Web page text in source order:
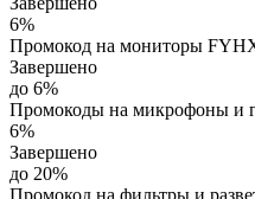
6%
Промокод на мониторы
Завершено
до 6%
Промокоды на микрофоны и
6%
Завершено
до 20%
Промокод на фильтры и